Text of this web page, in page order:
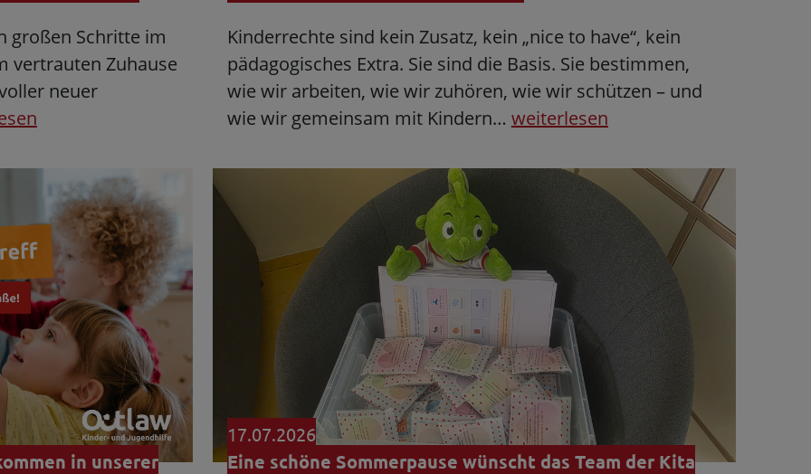
großen Schritte im
vertrauten Zuhause
neuer
Kinderrechte sind kein Zusatz, kein „nice to have“, kein
pädagogisches Extra. Sie sind die Basis. Sie bestimmen,
wie wir arbeiten, wie wir zuhören, wie wir schützen – und
wie wir gemeinsam mit Kindern… weiterlesen
in unserer
17.07.2026
Eine schöne Sommerpause wünscht das Team der Kita